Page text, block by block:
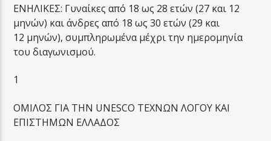
ΕΝΗΛΙΚΕΣ: Γυναίκες από 18 ως 28 ετών (27 και 12
μηνών) και άνδρες από 18 ως 30 ετών (29 και
12 μηνών), συμπληρωμένα μέχρι την ημερομηνία
του διαγωνισμού.
1
ΟΜΙΛΟΣ ΓΙΑ ΤΗΝ UNESCO ΤΕΧΝΩΝ ΛΟΓΟΥ ΚΑΙ
ΕΠΙΣΤΗΜΩΝ ΕΛΛΑΔΟΣ